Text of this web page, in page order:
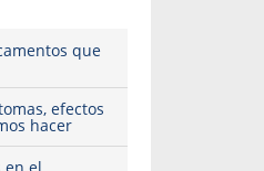
que
efectos
hacer